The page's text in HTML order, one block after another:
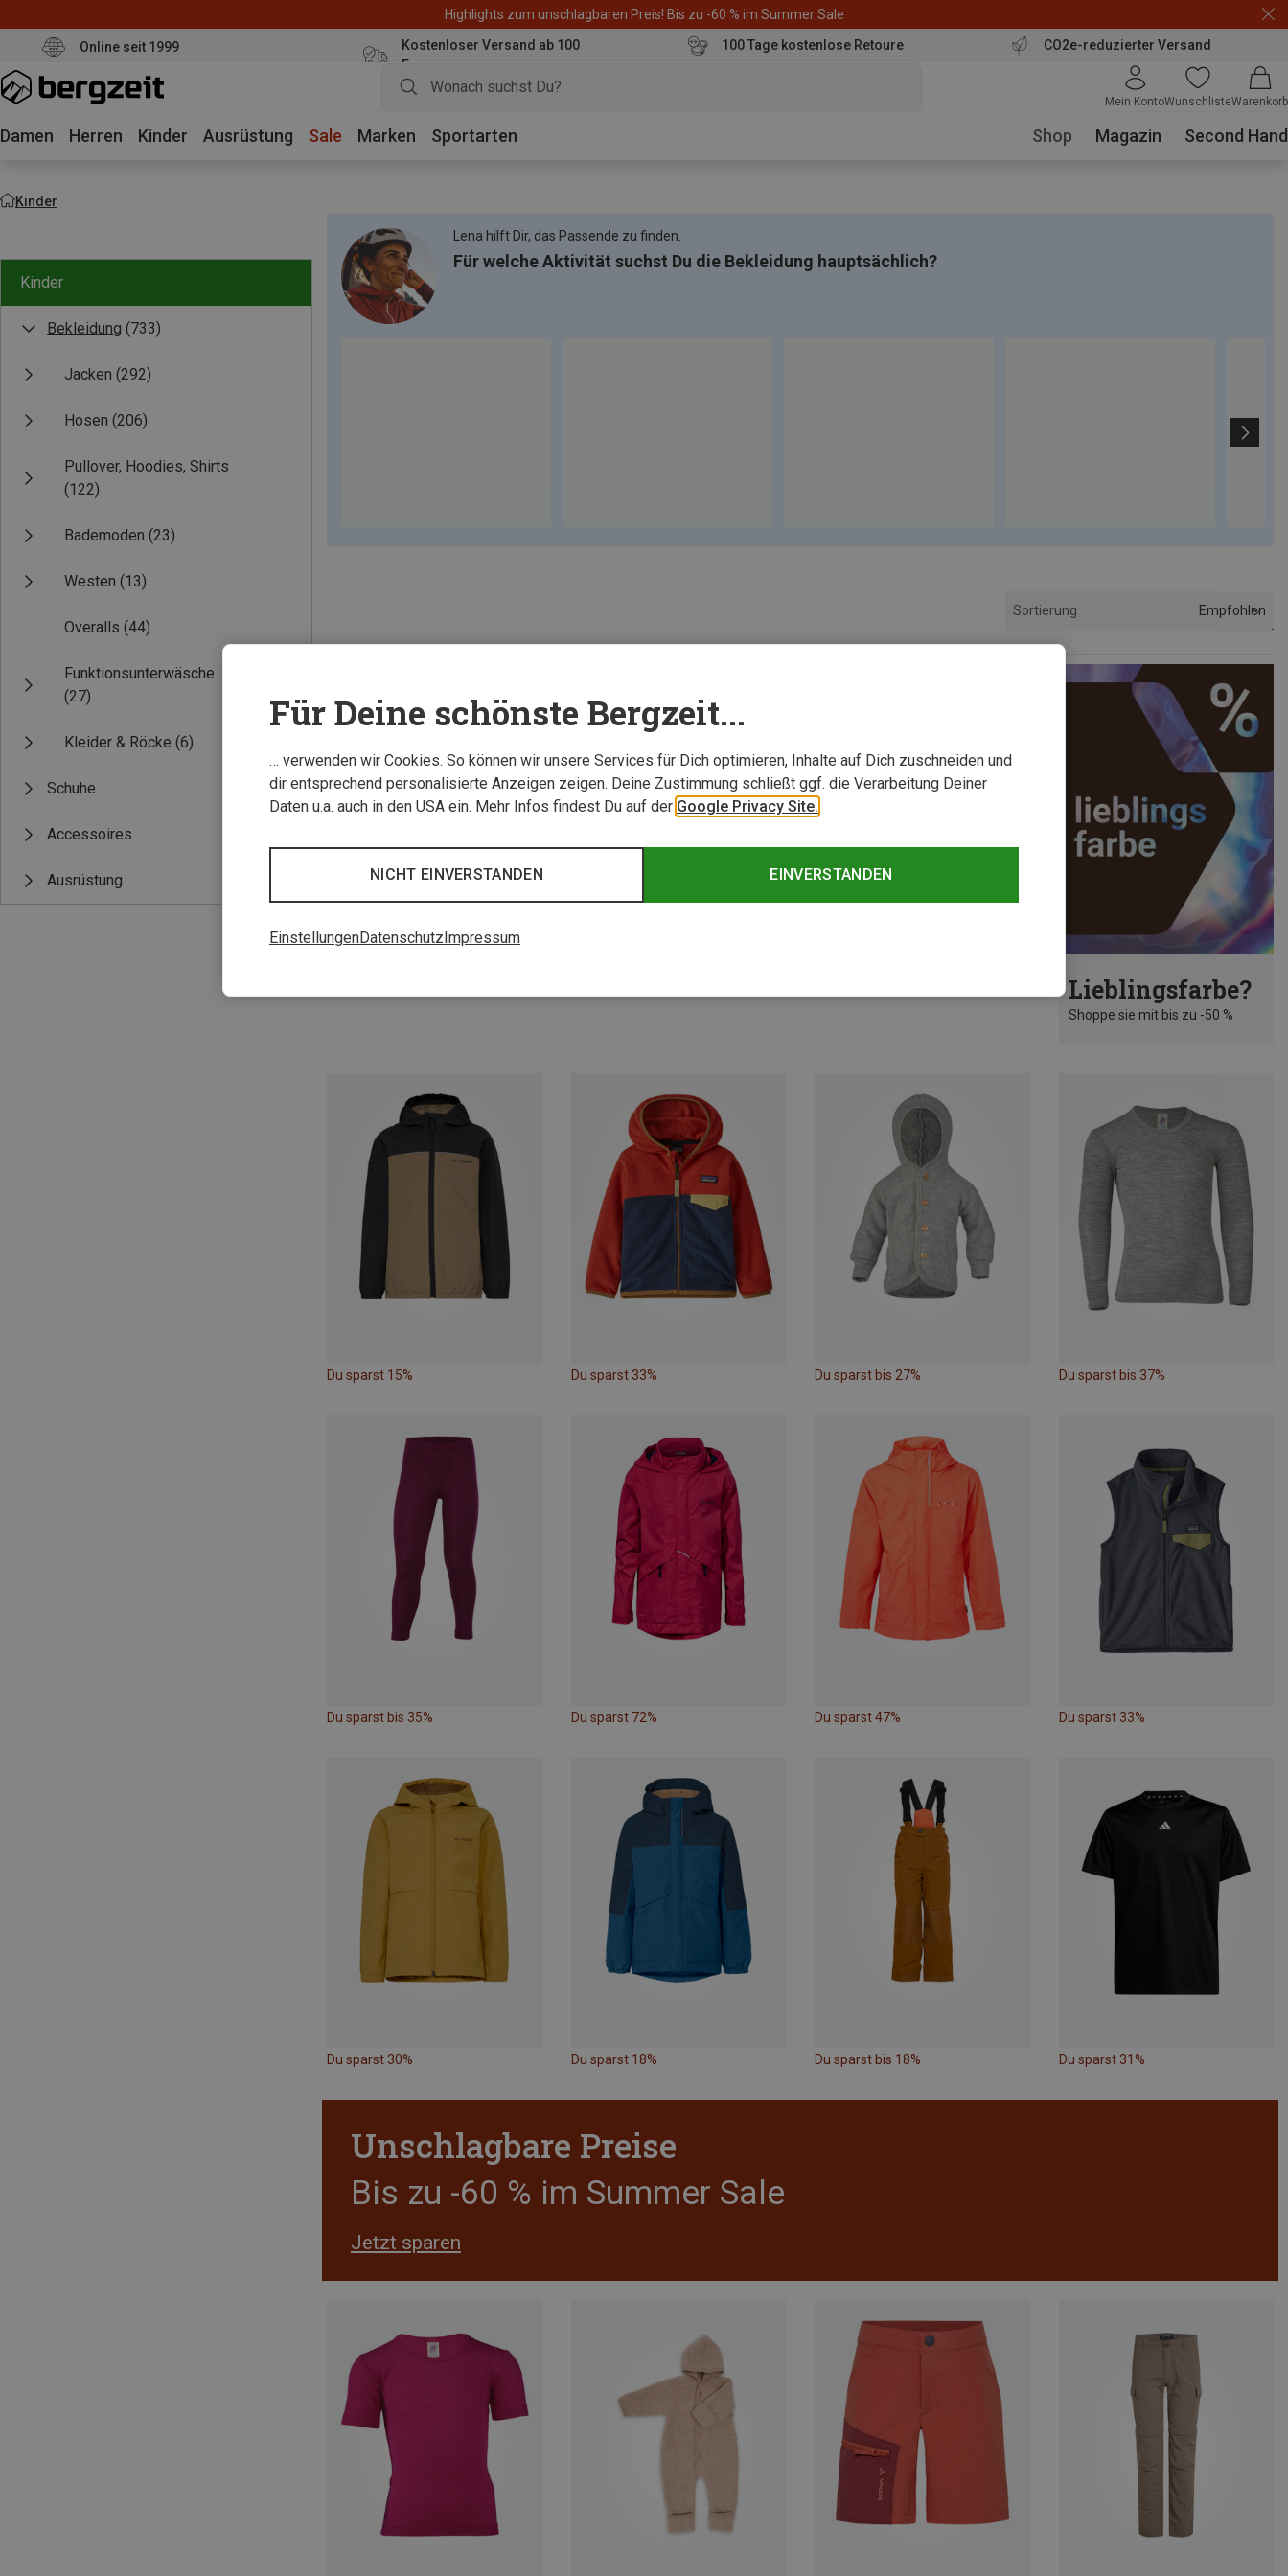
Highlights zum unschlagbaren Preis! Bis zu -60 % im Summer Sale
Online seit 1999
Kostenloser Versand ab 100
Euro
100 Tage kostenlose Retoure CO2e-reduzierter Versand
Mein KontoWunschlisteWarenkorb
Damen Herren Kinder Ausrüstung Sale Marken Sportarten Shop Magazin Second Hand
Kinder
Kinder
Bekleidung (733)
Jacken (292)
Hosen (206)
Pullover, Hoodies, Shirts
(122)
Bademoden (23)
Westen (13)
Overalls (44)
Funktionsunterwäsche
(27)
Kleider & Röcke (6)
Schuhe
Accessoires
Ausrüstung
Lena hilft Dir, das Passende zu finden.
Für welche Aktivität suchst Du die Bekleidung hauptsächlich?
Sortierung Empfohlen
Lieblingsfarbe?
Shoppe sie mit bis zu -50 %
Du sparst 15% Du sparst 33% Du sparst bis 27% Du sparst bis 37%
Du sparst bis 35% Du sparst 72% Du sparst 47% Du sparst 33%
Du sparst 30% Du sparst 18% Du sparst bis 18% Du sparst 31%
Unschlagbare Preise
Bis zu -60 % im Summer Sale
Jetzt sparen
Für Deine schönste Bergzeit...
… verwenden wir Cookies. So können wir unsere Services für Dich optimieren, Inhalte auf Dich zuschneiden und
dir entsprechend personalisierte Anzeigen zeigen. Deine Zustimmung schließt ggf. die Verarbeitung Deiner
Daten u.a. auch in den USA ein. Mehr Infos findest Du auf der Google Privacy Site.
EINVERSTANDEN
NICHT EINVERSTANDEN
EinstellungenDatenschutzImpressum